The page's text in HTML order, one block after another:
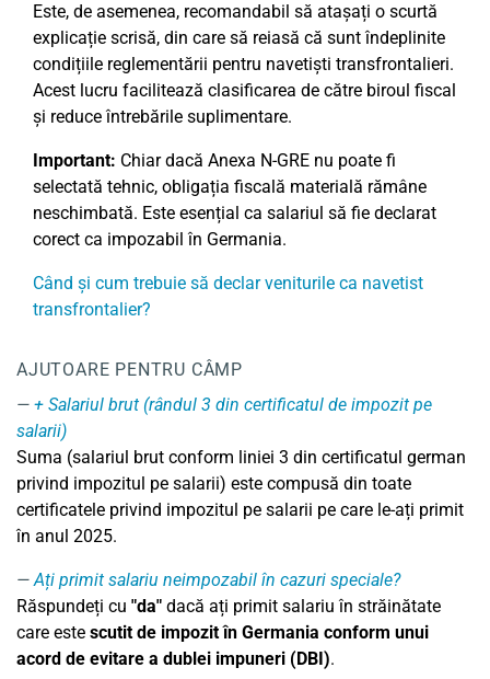
Este, de asemenea, recomandabil să atașați o scurtă
explicație scrisă, din care să reiasă că sunt îndeplinite
condițiile reglementării pentru navetiști transfrontalieri.
Acest lucru facilitează clasificarea de către biroul fiscal
și reduce întrebările suplimentare.
Important: Chiar dacă Anexa N-GRE nu poate fi
selectată tehnic, obligația fiscală materială rămâne
neschimbată. Este esențial ca salariul să fie declarat
corect ca impozabil în Germania.
Când și cum trebuie să declar veniturile ca navetist
transfrontalier?
AJUTOARE PENTRU CÂMP
+ Salariul brut (rândul 3 din certificatul de impozit pe
salarii)
Suma (salariul brut conform liniei 3 din certificatul german
privind impozitul pe salarii) este compusă din toate
certificatele privind impozitul pe salarii pe care le-ați primit
în anul 2025.
Ați primit salariu neimpozabil în cazuri speciale?
Răspundeți cu "da" dacă ați primit salariu în străinătate
care este scutit de impozit în Germania conform unui
acord de evitare a dublei impuneri (DBI).